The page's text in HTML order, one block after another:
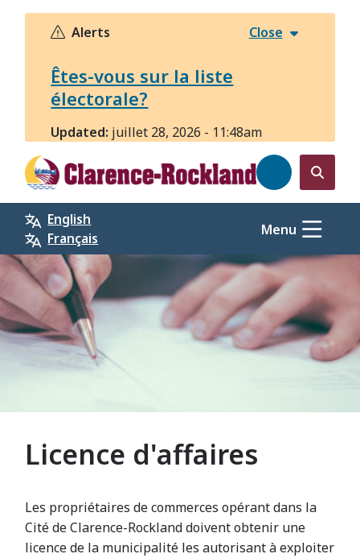
Aller
principal
Alerts Close
Êtes-vous sur la liste
électorale?
Updated: juillet 28, 2026 - 11:48am
Open
the
search
form
English
Français
Menu
Licence d'affaires
Les propriétaires de commerces opérant dans la
Cité de Clarence-Rockland doivent obtenir une
licence de la municipalité les autorisant à exploiter